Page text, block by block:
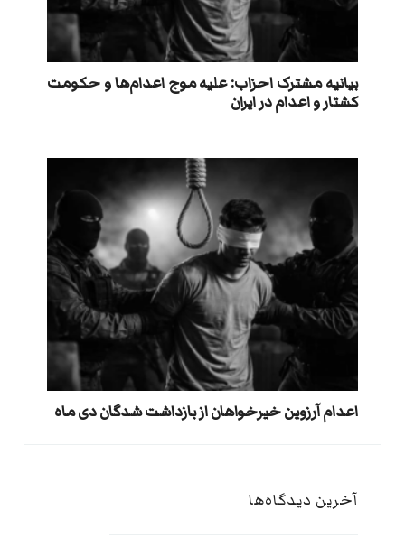
بيانيه مشترک احزاب: علیه موج اعدام‌ها و حکومت
کشتار و اعدام در ایران
اعدام آرزوین خیرخواهان از بازداشت شدگان دی ماه
آخرین دیدگاه‌ها